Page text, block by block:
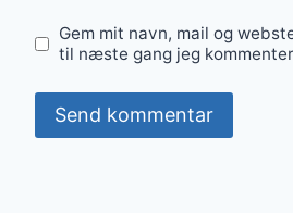
Gem mit navn, mail og
til næste gang jeg